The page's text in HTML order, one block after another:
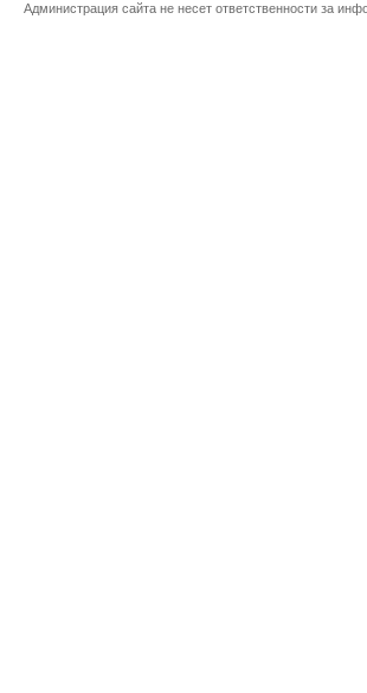
Администрация сайта не несет ответственности за